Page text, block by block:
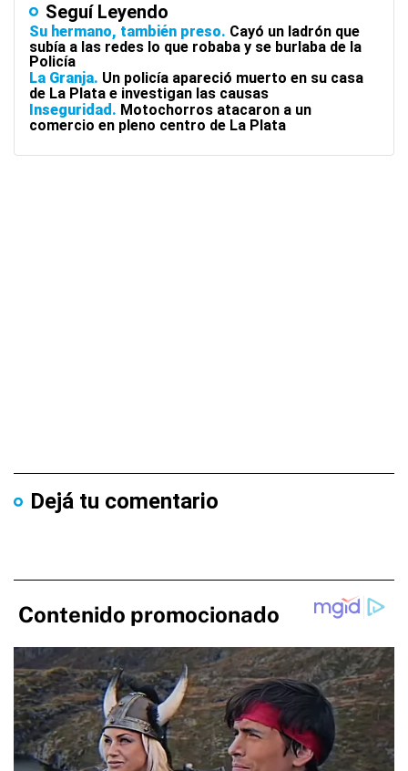
Seguí Leyendo
Su hermano, también preso Cayó un ladrón que
subía a las redes lo que robaba y se burlaba de la
Policía
La Granja Un policía apareció muerto en su casa
de La Plata e investigan las causas
Inseguridad
Motochorros atacaron a un
comercio en pleno centro de La Plata
Dejá tu comentario